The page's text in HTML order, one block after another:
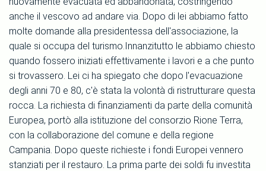
anche il vescovo ad andare via. Dopo di lei abbiamo fatto
molte domande alla presidentessa dell'associazione, la
quale si occupa del turismo.Innanzitutto le abbiamo chiesto
quando fossero iniziati effettivamente i lavori e a che punto
si trovassero. Lei ci ha spiegato che dopo l'evacuazione
degli anni 70 e 80, c'è stata la volontà di ristrutturare questa
rocca. La richiesta di finanziamenti da parte della comunità
Europea, portò alla istituzione del consorzio Rione Terra,
con la collaborazione del comune e della regione
Campania. Dopo queste richieste i fondi Europei vennero
stanziati per il restauro. La prima parte dei soldi fu investita